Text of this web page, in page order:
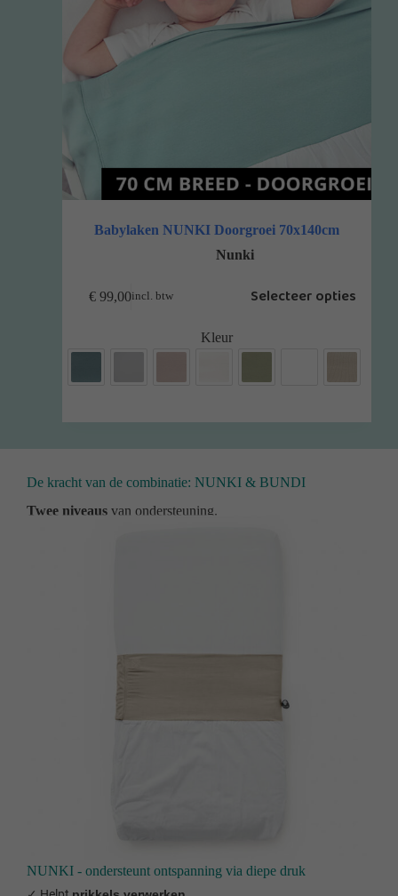
Babylaken NUNKI Doorgroei 70x140cm
Nunki
€99,00incl. btw Selecteer opties
Kleur
De kracht van de combinatie: NUNKI & BUNDI
Twee niveaus van ondersteuning.
NUNKI - ondersteunt ontspanning via diepe druk